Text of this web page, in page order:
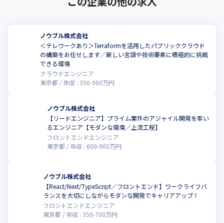
ノウブル株式会社
＜テレワークあり＞Terraformを活用したパブリッククラウド
の構築をお任せします／新しい言語や技術要素に積極的に挑戦
できる環境
クラウドエンジニア
東京都
年収 : 350-900万円
ノウブル株式会社
【リードエンジニア】プライム案件のアジャイル開発を率い
るエンジニア【モダンな環境／上流工程】
フロントエンドエンジニア
東京都
年収 : 600-900万円
ノウブル株式会社
【React/Next/TypeScript／フロントエンド】ワークライフバ
ランスを大切にしながらモダンな開発でキャリアアップ！
フロントエンドエンジニア
東京都
年収 : 350-700万円